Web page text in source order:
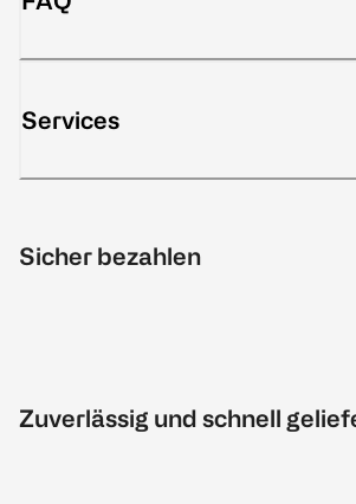
Services
Sicher bezahlen
Zuverlässig und schnell